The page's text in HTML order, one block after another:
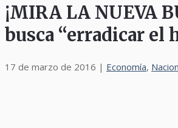
¡MIRA LA NUEVA
busca “erradicar el
17 de marzo de 2016 | Economía,